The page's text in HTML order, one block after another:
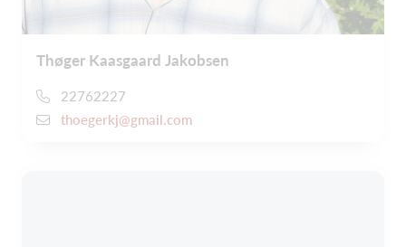
Thøger Kaasgaard Jakobsen
22762227
thoegerkj@gmail.com